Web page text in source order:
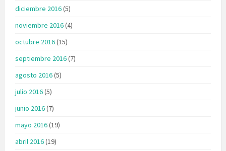
diciembre 2016(5)
noviembre 2016(4)
octubre 2016(15)
septiembre 2016(7)
agosto 2016(5)
julio 2016(5)
junio 2016(7)
mayo 2016(19)
abril 2016(19)